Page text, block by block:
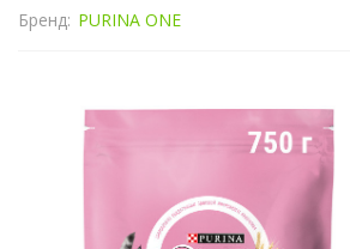
Бренд: PURINA ONE